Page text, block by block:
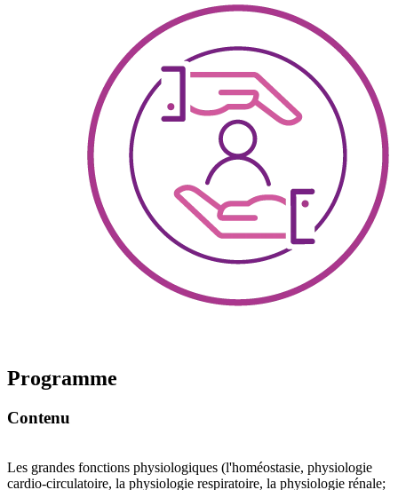
Programme
Contenu
Les grandes fonctions physiologiques (l'homéostasie, physiologie
cardio-circulatoire, la physiologie respiratoire, la physiologie rénale;